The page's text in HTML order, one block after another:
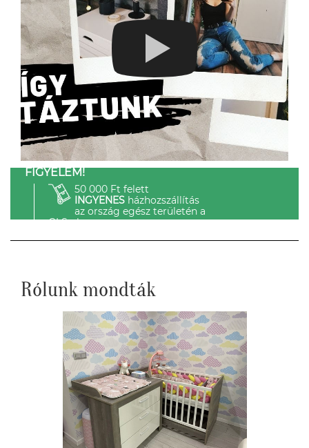
FIGYELEM!
50 000 Ft felett
INGYENESházhozszállítás
az ország egész területén a
GLS-el.
Rólunk mondták